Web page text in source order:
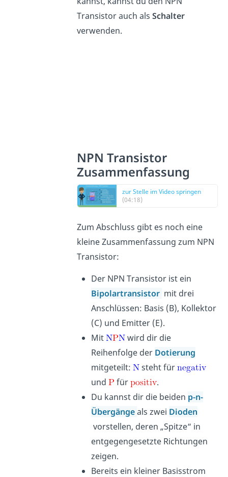
Transistor auch als Schalter
verwenden.
NPN Transistor
Zusammenfassung
zur Stelle im Video springen
(04:18)
Zum Abschluss gibt es noch eine
kleine Zusammenfassung zum NPN
Transistor:
Der NPN Transistor ist ein
Bipolartransistor mit drei
Anschlüssen: Basis (B), Kollektor
(C) und Emitter (E).
Mit
wird dir die
Reihenfolge der Dotierung
mitgeteilt:
steht für
und
für
.
Du kannst dir die beiden p-n-
Übergängeals zwei Dioden
vorstellen, deren „Spitze“ in
entgegengesetzte Richtungen
zeigen.
Bereits ein kleiner Basisstrom